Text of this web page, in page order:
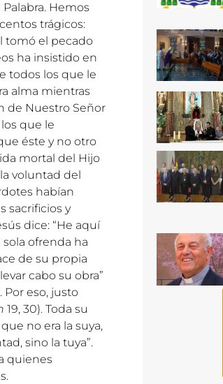
Hemos
trágicos:
tomó el pecado
ha insistido en
todos los que le
alma mientras
de Nuestro Señor
que le
éste y no otro
mortal del Hijo
voluntad del
habían
sacrificios y
dice: “He aquí
sola ofrenda ha
de su propia
cabo su obra”
Por eso, justo
19, 30). Toda su
no era la suya,
sino la tuya”.
quienes